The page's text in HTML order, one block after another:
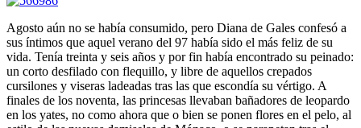
Agosto aún no se había consumido, pero Diana de Gales confesó a
sus íntimos que aquel verano del 97 había sido el más feliz de su
vida. Tenía treinta y seis años y por fin había encontrado su peinado:
un corto desfilado con flequillo, y libre de aquellos crepados
cursilones y viseras ladeadas tras las que escondía su vértigo. A
finales de los noventa, las princesas llevaban bañadores de leopardo
en los yates, no como ahora que o bien se ponen flores en el pelo, al